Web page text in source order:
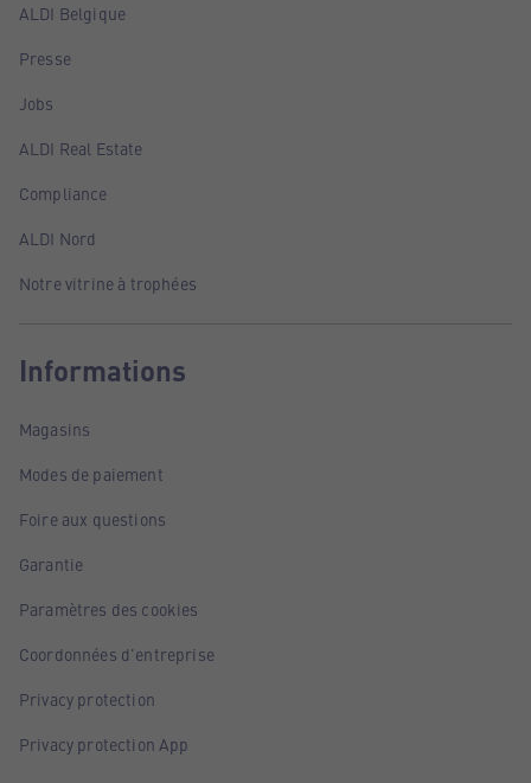
ALDI Belgique
Presse
Jobs
ALDI Real Estate
Compliance
ALDI Nord
Notre vitrine à trophées
Informations
Magasins
Modes de paiement
Foire aux questions
Garantie
Paramètres des cookies
Coordonnées d'entreprise
Privacy protection
Privacy protection App